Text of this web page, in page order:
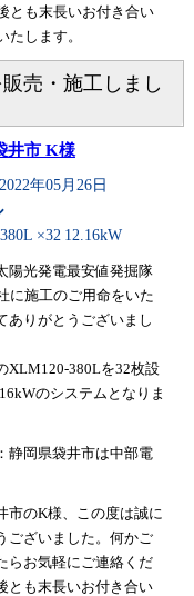
とも末長いお付き合い
たします。
売・施工しまし
井市 K様
年05月26日
×32 12.16kW
陽光発電最安値発掘隊
に施工のご用命をいた
ありがとうございまし
XLM120-380Lを32枚設
のシステムとなりま
静岡県袋井市は中部電
市のK様、この度は誠に
ございました。何かご
らお気軽にご連絡くだ
とも末長いお付き合い